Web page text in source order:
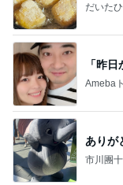
だいた
「昨
Ameba
ありが
市川團